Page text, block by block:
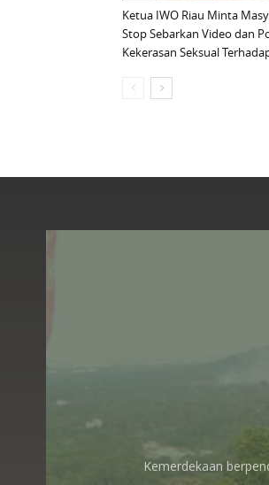
Ketua IWO Riau Minta
Stop Sebarkan Video dan
Kekerasan Seksual
Kemerdekaan